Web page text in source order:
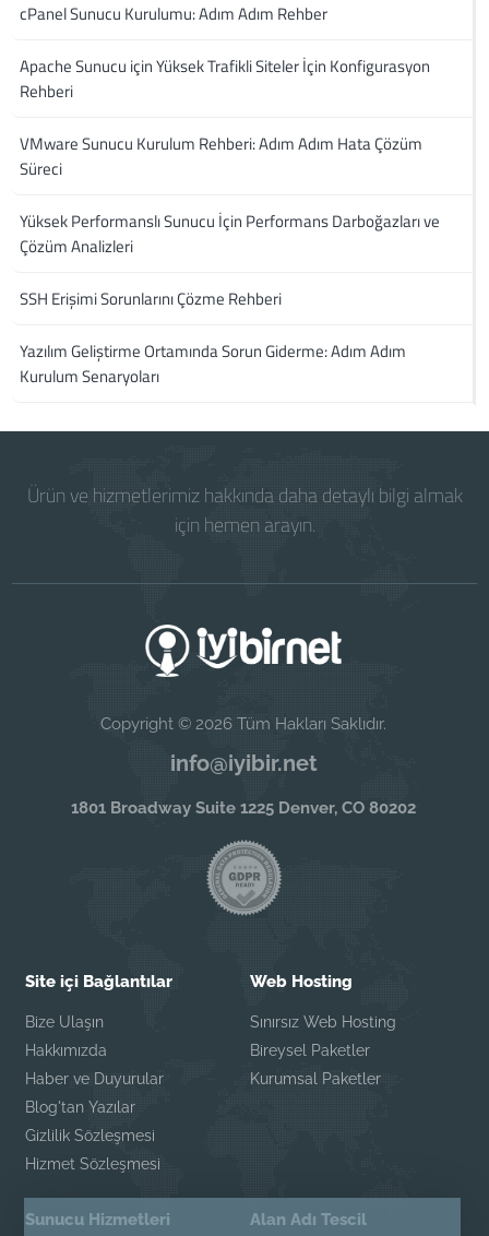
cPanel Sunucu Kurulumu: Adım Adım Rehber
Apache Sunucu için Yüksek Trafikli Siteler İçin Konfigurasyon
Rehberi
VMware Sunucu Kurulum Rehberi: Adım Adım Hata Çözüm
Süreci
Yüksek Performanslı Sunucu İçin Performans Darboğazları ve
Çözüm Analizleri
SSH Erişimi Sorunlarını Çözme Rehberi
Yazılım Geliştirme Ortamında Sorun Giderme: Adım Adım
Kurulum Senaryoları
Ürün ve hizmetlerimiz hakkında daha detaylı bilgi almak
için hemen arayın.
Copyright © 2026 Tüm Hakları Saklıdır.
info@iyibir.net
1801 Broadway Suite 1225 Denver, CO 80202
Site içi Bağlantılar
Bize Ulaşın
Hakkımızda
Haber ve Duyurular
Blog'tan Yazılar
Gizlilik Sözleşmesi
Hizmet Sözleşmesi
Web Hosting
Sınırsız Web Hosting
Bireysel Paketler
Kurumsal Paketler
Sunucu Hizmetleri Alan Adı Tescil